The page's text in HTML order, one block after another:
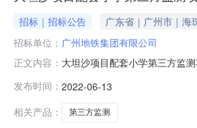
招标｜招标公告
广东省｜广州市｜海
招标单位： 广州地铁集团有限公司
正文内容： 大坦沙项目配套小学第三方监
林工联系电话：83158959三、
筹七、发布比选公告、登
发布时间： 2022-06-13
相关产品：
第三方监测